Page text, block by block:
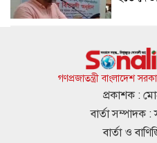
সিদ্ধান্ত
রুশ
গণপ্রজাতন্ত্রী বাংলাদেশ
প্রকাশক :
বার্তা সম্পাদক
বার্তা ও